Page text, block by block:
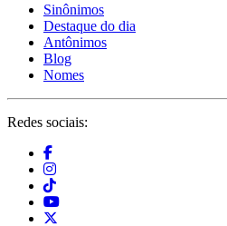
Sinônimos
Destaque do dia
Antônimos
Blog
Nomes
Redes sociais: